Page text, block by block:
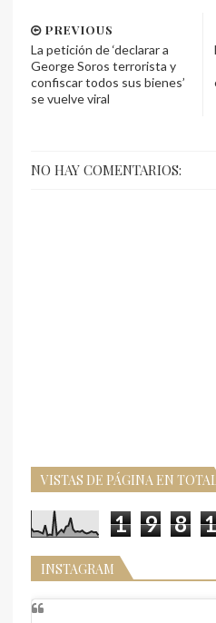
PREVIOUS
La petición de ‘declarar a
George Soros terrorista y
confiscar todos sus bienes’
se vuelve viral
NO HAY COMENTARIOS:
VISTAS DE PÁGINA EN
1 9 8 1
INSTAGRAM